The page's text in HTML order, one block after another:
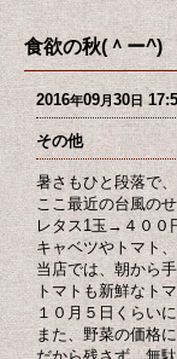
食欲の秋(＾ー^)
2016年09月30日
その他
暑さもひと段落で
ここ最近の台風の
レタス1玉→４００
キャベツやトマト
当店では、朝から
トマトも新鮮なト
１０月５日くらい
また、野菜の価格
だから残さず、無